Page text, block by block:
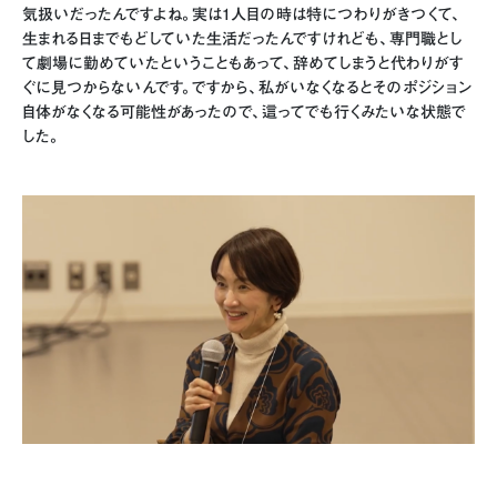
気扱いだったんですよね。実は1人目の時は特につわりがきつくて、
生まれる日までもどしていた生活だったんですけれども、専門職とし
て劇場に勤めていたということもあって、辞めてしまうと代わりがす
ぐに見つからないんです。ですから、私がいなくなるとそのポジション
自体がなくなる可能性があったので、這ってでも行くみたいな状態で
した。